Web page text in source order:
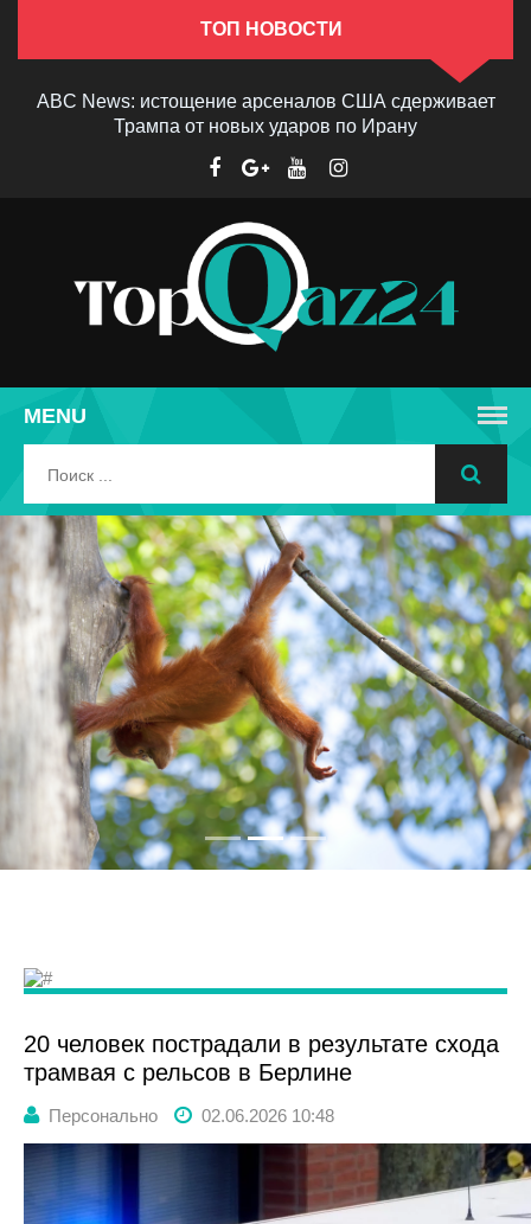
ТОП НОВОСТИ
ABC News: истощение арсеналов США сдерживает
Трампа от новых ударов по Ирану
MENU
20 человек пострадали в результате схода
трамвая с рельсов в Берлине
Персонально 02.06.2026 10:48